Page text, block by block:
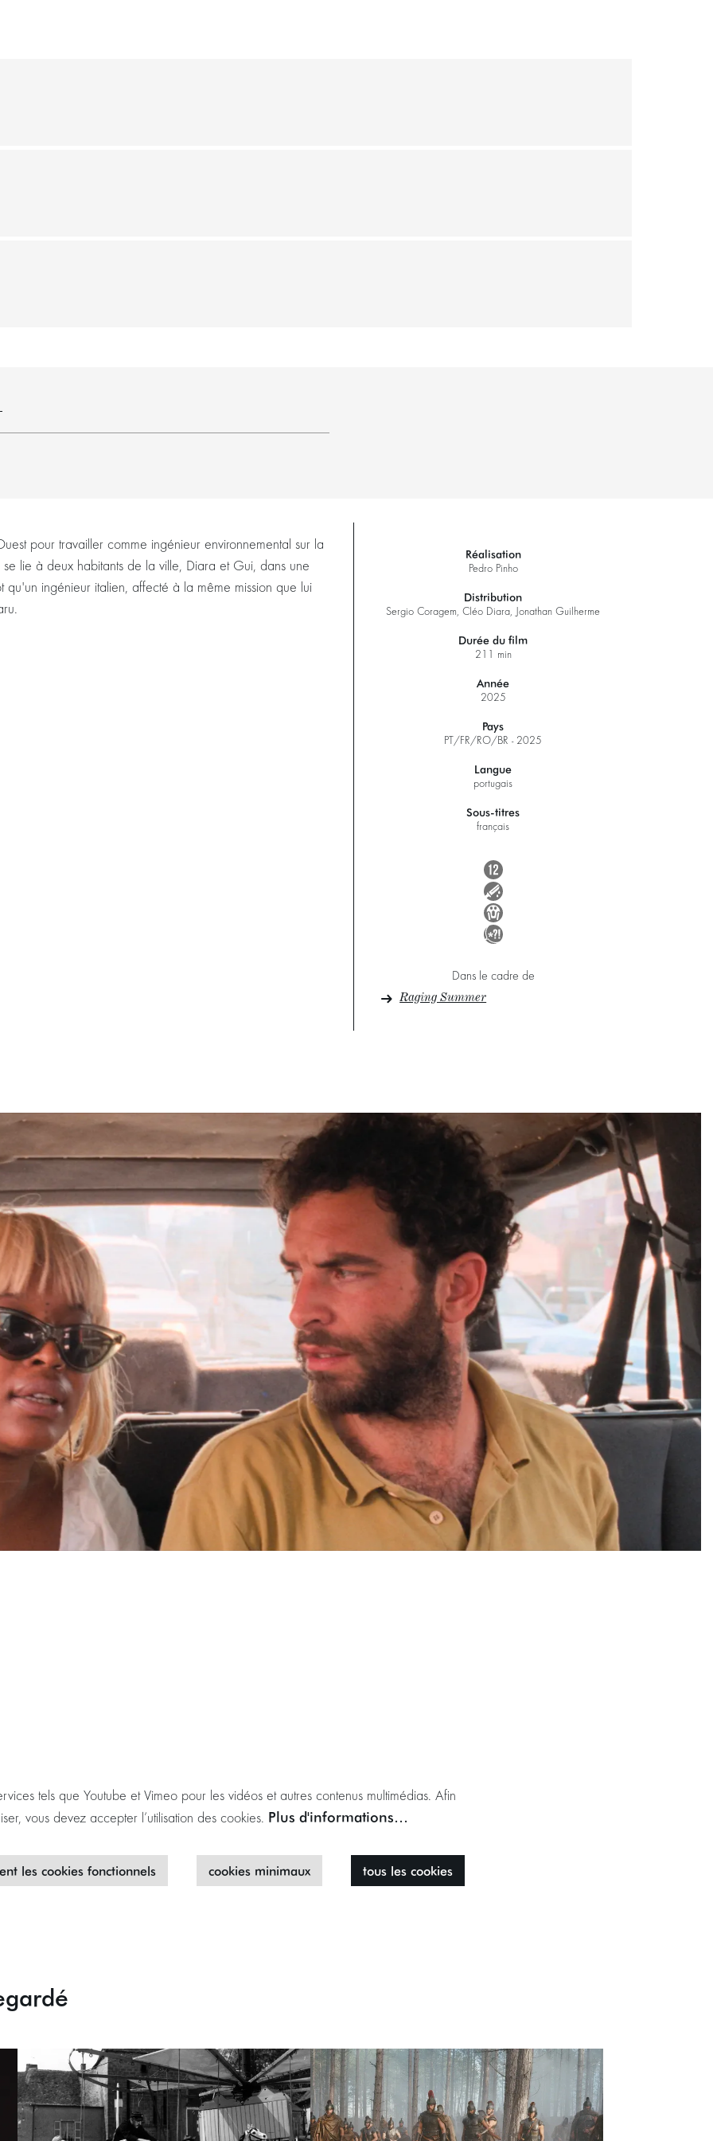
pour travailler comme ingénieur environnemental sur la
lie à deux habitants de la ville, Diara et Gui, dans une
ingénieur italien, affecté à la même mission que lui
Réalisation
Pedro Pinho
Distribution
Sergio Coragem, Cléo Diara, Jonathan Guilherme
Durée du film
211 min
Année
2025
Pays
PT/FR/RO/BR - 2025
Langue
portugais
Sous-titres
français
Dans le cadre de
Raging Summer
tels que Youtube et Vimeo pour les vidéos et autres contenus multimédias. Afin
vous devez accepter l’utilisation des cookies. Plus d'informations…
les cookies fonctionnels cookies minimaux tous les cookies